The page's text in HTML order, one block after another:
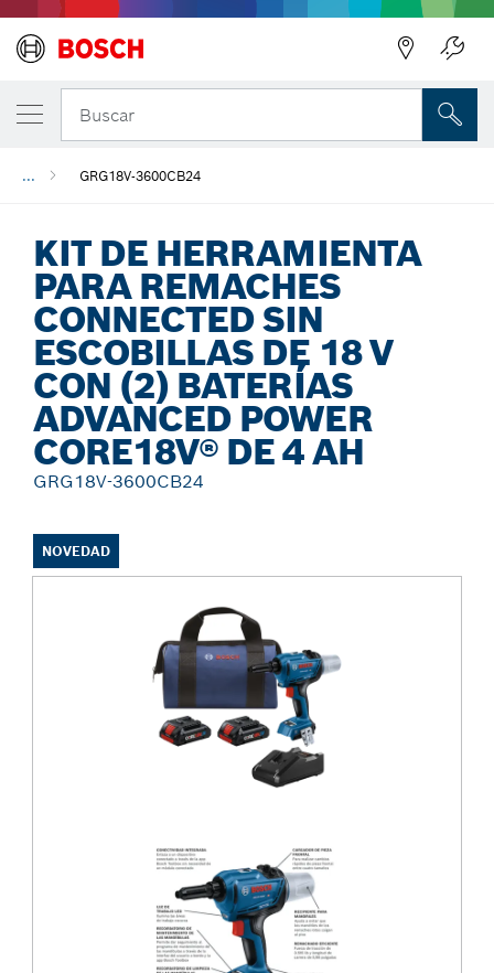
Buscar
... GRG18V-3600CB24
NOVEDAD
KIT DE HERRAMIENTA
PARA REMACHES
CONNECTED SIN
ESCOBILLAS DE 18 V
CON (2) BATERÍAS
ADVANCED POWER
CORE18V® DE 4 AH
GRG18V-3600CB24